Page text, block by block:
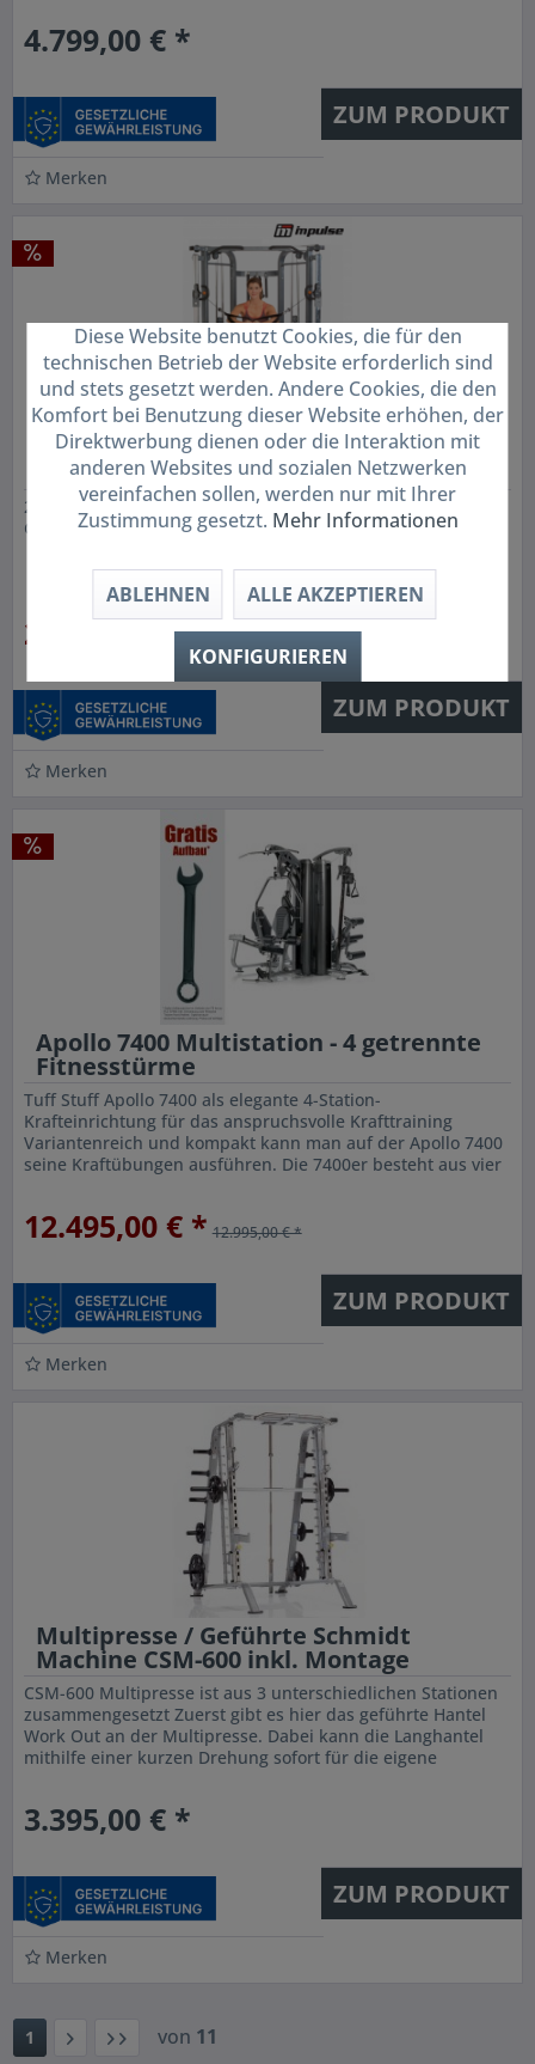
4.799,00 € *
ZUM PRODUKT
Merken
IF-FT Funktional Trainer - doppelter
Kabelzug
2 x Gewichtsturm (2 x 90 kg) 20 einstellbare Positionen per
Gewichtsturm Auszeichnung der Übungen
2.050,70 € *
ZUM PRODUKT
Merken
Apollo 7400 Multistation - 4 getrennte
Fitnesstürme
Tuff Stuff Apollo 7400 als elegante 4-Station-
Krafteinrichtung für das anspruchsvolle Krafttraining
Variantenreich und kompakt kann man auf der Apollo 7400
seine Kraftübungen ausführen. Die 7400er besteht aus vier
12.495,00 € * 12.995,00 € *
ZUM PRODUKT
Merken
Multipresse / Geführte Schmidt
Machine CSM-600 inkl. Montage
CSM-600 Multipresse ist aus 3 unterschiedlichen Stationen
zusammengesetzt Zuerst gibt es hier das geführte Hantel
Work Out an der Multipresse. Dabei kann die Langhantel
mithilfe einer kurzen Drehung sofort für die eigene
3.395,00 € *
ZUM PRODUKT
Merken
1 von 11
Diese Website benutzt Cookies, die für den
technischen Betrieb der Website erforderlich sind
und stets gesetzt werden. Andere Cookies, die den
Komfort bei Benutzung dieser Website erhöhen, der
Direktwerbung dienen oder die Interaktion mit
anderen Websites und sozialen Netzwerken
vereinfachen sollen, werden nur mit Ihrer
Zustimmung gesetzt. Mehr Informationen
ABLEHNEN ALLE AKZEPTIEREN
KONFIGURIEREN